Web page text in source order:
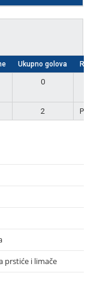
Ukupno golova
0
2
prstiće i limače